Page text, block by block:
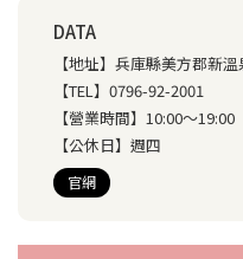
DATA
【地址】 兵庫縣美方郡新溫
【TEL】 0796-92-2001
【營業時間】 10:00～19:00
【公休日】 週四
官網